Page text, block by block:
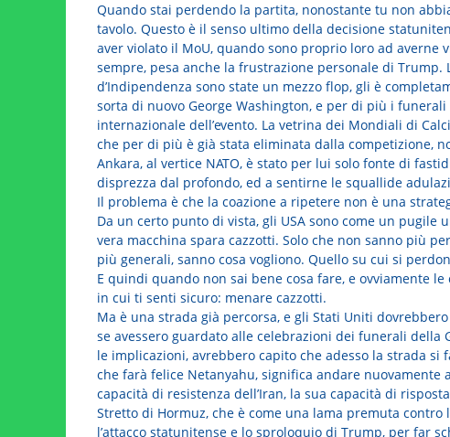
Quando stai perdendo la partita, nonostante tu non
tavolo. Questo è il senso ultimo della decisione
aver violato il MoU, quando sono proprio loro ad
sempre, pesa anche la frustrazione personale di
d’Indipendenza sono state un mezzo flop, gli è
sorta di nuovo George Washington, e per di più i
internazionale dell’evento. La vetrina dei Mondiali di
che per di più è già stata eliminata dalla competizione,
Ankara, al vertice NATO, è stato per lui solo fonte di
disprezza dal profondo, ed a sentirne le squallide
Il problema è che la coazione a ripetere non è una
Da un certo punto di vista, gli USA sono come un pugile
vera macchina spara cazzotti. Solo che non sanno più
più generali, sanno cosa vogliono. Quello su cui si
E quindi quando non sai bene cosa fare, e ovviamente
in cui ti senti sicuro: menare cazzotti.
Ma è una strada già percorsa, e gli Stati Uniti
se avessero guardato alle celebrazioni dei funerali della
le implicazioni, avrebbero capito che adesso la strada
che farà felice Netanyahu, significa andare nuovamente
capacità di resistenza dell’Iran, la sua capacità di
Stretto di Hormuz, che è come una lama premuta
l’attacco statunitense e lo sproloquio di Trump, per far